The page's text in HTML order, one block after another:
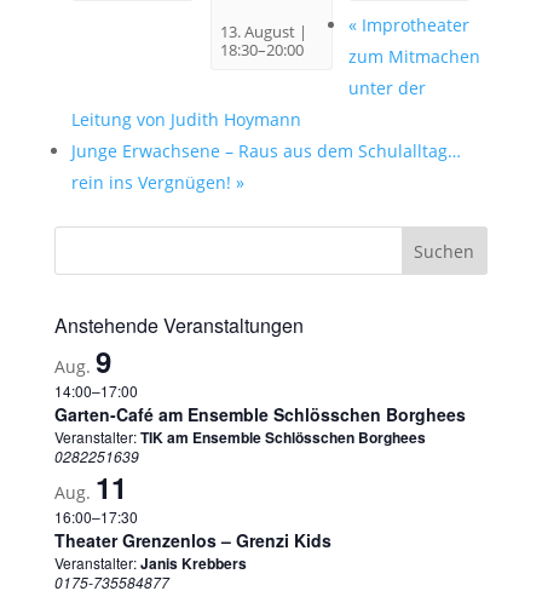
13. August |
18:30–20:00
« Improtheater
zum Mitmachen
unter der
Leitung von Judith Hoymann
Junge Erwachsene – Raus aus dem Schulalltag…
rein ins Vergnügen! »
Anstehende Veranstaltungen
Aug. 9
14:00–17:00
Garten-Café am Ensemble Schlösschen Borghees
Veranstalter:TIK am Ensemble Schlösschen Borghees
0282251639
Aug. 11
16:00–17:30
Theater Grenzenlos – Grenzi Kids
Veranstalter:Janis Krebbers
0175-735584877